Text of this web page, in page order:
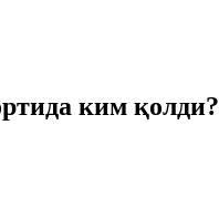
ким қолди?